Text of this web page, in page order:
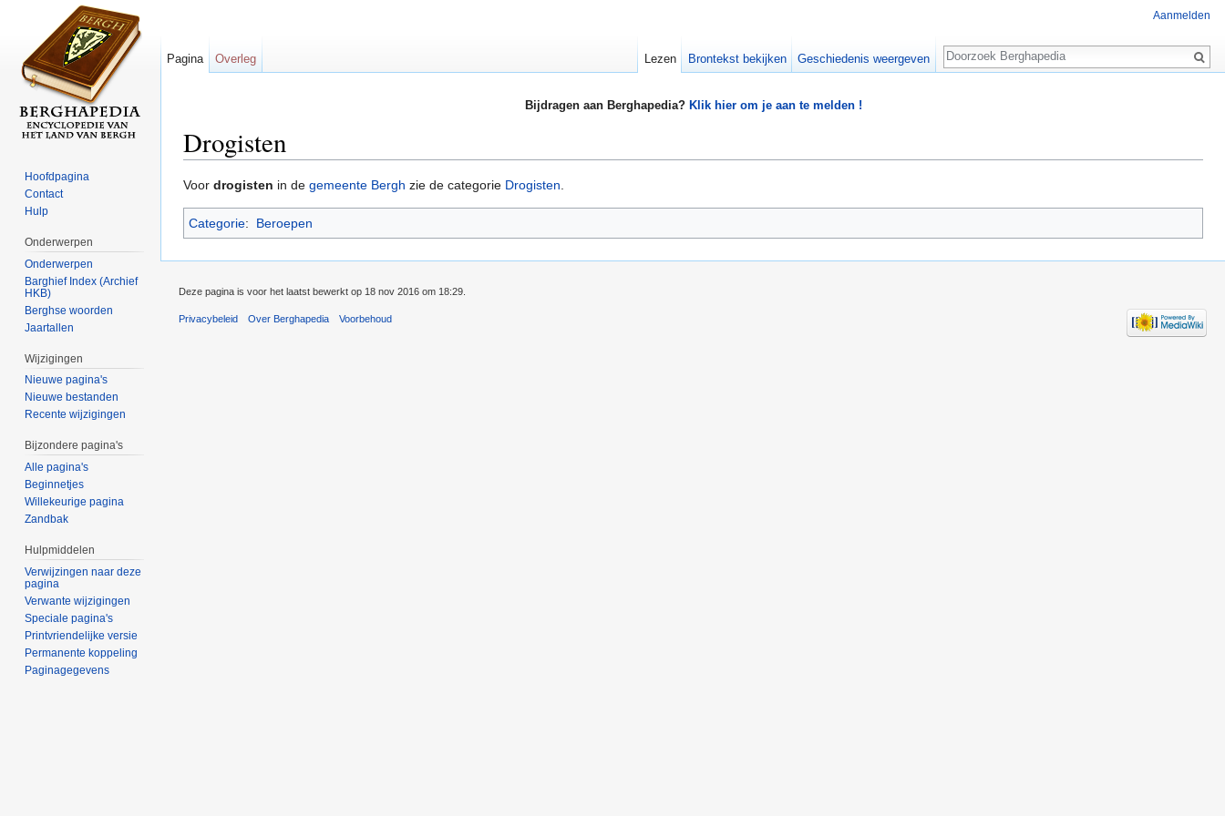
Bijdragen aan Berghapedia? Klik hier om je aan te melden !
Drogisten
Voor drogisten in de gemeente Bergh zie de categorie Drogisten.
Categorie: Beroepen
Aanmelden
Pagina Overleg Lezen Brontekst bekijken Geschiedenis weergeven
Zoeken
Hoofdpagina
Contact
Hulp
Onderwerpen
Onderwerpen
Barghief Index (Archief
HKB)
Berghse woorden
Jaartallen
Wijzigingen
Nieuwe pagina's
Nieuwe bestanden
Recente wijzigingen
Bijzondere pagina's
Alle pagina's
Beginnetjes
Willekeurige pagina
Zandbak
Hulpmiddelen
Verwijzingen naar deze
pagina
Verwante wijzigingen
Speciale pagina's
Printvriendelijke versie
Permanente koppeling
Paginagegevens
Deze pagina is voor het laatst bewerkt op 18 nov 2016 om 18:29.
Privacybeleid Over Berghapedia Voorbehoud